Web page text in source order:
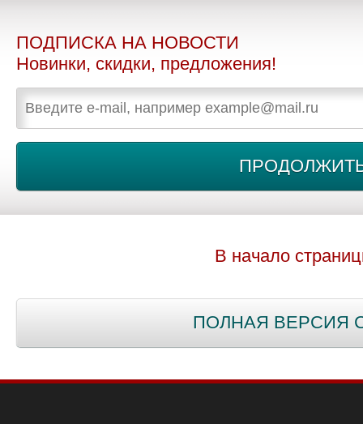
ПОДПИСКА НА НОВОСТИ
Новинки, скидки, предложения!
В начало
ПОЛНАЯ ВЕРСИЯ